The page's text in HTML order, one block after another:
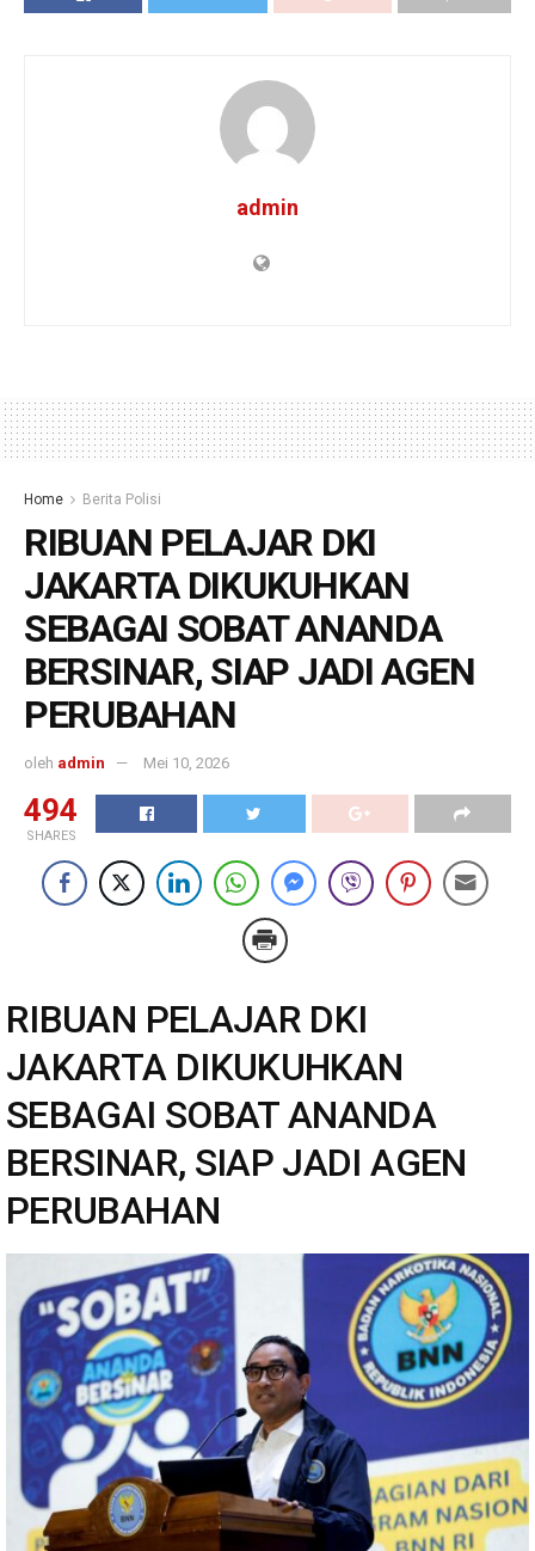
admin
Home Berita Polisi
RIBUAN PELAJAR DKI
JAKARTA DIKUKUHKAN
SEBAGAI SOBAT ANANDA
BERSINAR, SIAP JADI AGEN
PERUBAHAN
oleh admin Mei 10, 2026
494
SHARES
RIBUAN PELAJAR DKI
JAKARTA DIKUKUHKAN
SEBAGAI SOBAT ANANDA
BERSINAR, SIAP JADI AGEN
PERUBAHAN